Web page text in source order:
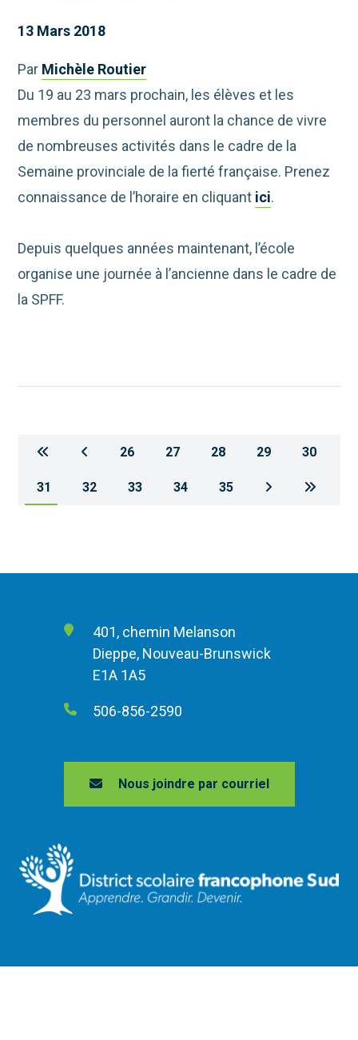
13 Mars 2018
Par Michèle Routier
Du 19 au 23 mars prochain, les élèves et les
membres du personnel auront la chance de vivre
de nombreuses activités dans le cadre de la
Semaine provinciale de la fierté française. Prenez
connaissance de l’horaire en cliquant ici.
Depuis quelques années maintenant, l’école
organise une journée à l’ancienne dans le cadre de
la SPFF.
26 27 28 29 30
31 32 33 34 35
401, chemin Melanson
Dieppe, Nouveau-Brunswick
E1A 1A5
506-856-2590
Nous joindre par courriel